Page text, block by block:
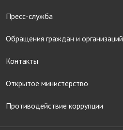
Пресс-служба
Обращения граждан и организаций
Контакты
Открытое министерство
Противодействие коррупции